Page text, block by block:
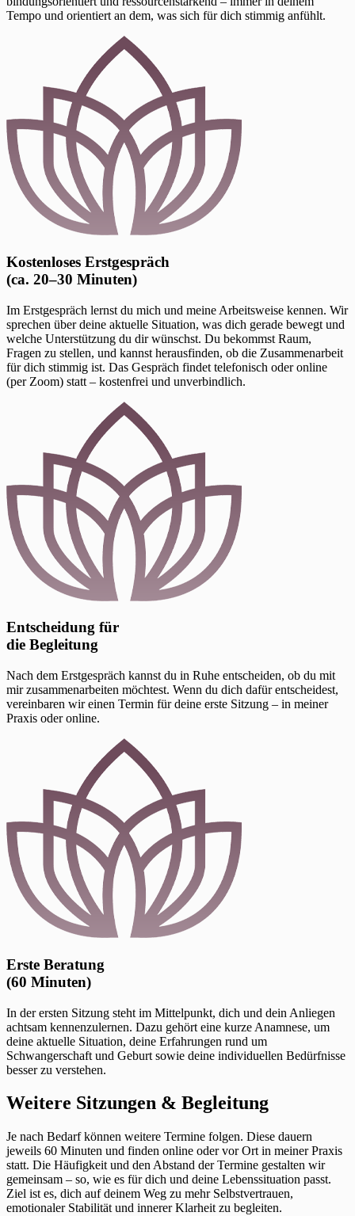
Tempo und orientiert an dem, was sich für dich stimmig anfühlt.
Kostenloses Erstgespräch
(ca. 20–30 Minuten)
Im Erstgespräch lernst du mich und meine Arbeitsweise kennen. Wir
sprechen über deine aktuelle Situation, was dich gerade bewegt und
welche Unterstützung du dir wünschst. Du bekommst Raum,
Fragen zu stellen, und kannst herausfinden, ob die Zusammenarbeit
für dich stimmig ist. Das Gespräch findet telefonisch oder online
(per Zoom) statt – kostenfrei und unverbindlich.
Entscheidung für
die Begleitung
Nach dem Erstgespräch kannst du in Ruhe entscheiden, ob du mit
mir zusammenarbeiten möchtest. Wenn du dich dafür entscheidest,
vereinbaren wir einen Termin für deine erste Sitzung – in meiner
Praxis oder online.
Erste Beratung
(60 Minuten)
In der ersten Sitzung steht im Mittelpunkt, dich und dein Anliegen
achtsam kennenzulernen. Dazu gehört eine kurze Anamnese, um
deine aktuelle Situation, deine Erfahrungen rund um
Schwangerschaft und Geburt sowie deine individuellen Bedürfnisse
besser zu verstehen.
Weitere Sitzungen & Begleitung
Je nach Bedarf können weitere Termine folgen. Diese dauern
jeweils 60 Minuten und finden online oder vor Ort in meiner Praxis
statt. Die Häufigkeit und den Abstand der Termine gestalten wir
gemeinsam – so, wie es für dich und deine Lebenssituation passt.
Ziel ist es, dich auf deinem Weg zu mehr Selbstvertrauen,
emotionaler Stabilität und innerer Klarheit zu begleiten.